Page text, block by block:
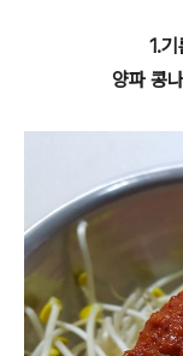
1.
양파 콩